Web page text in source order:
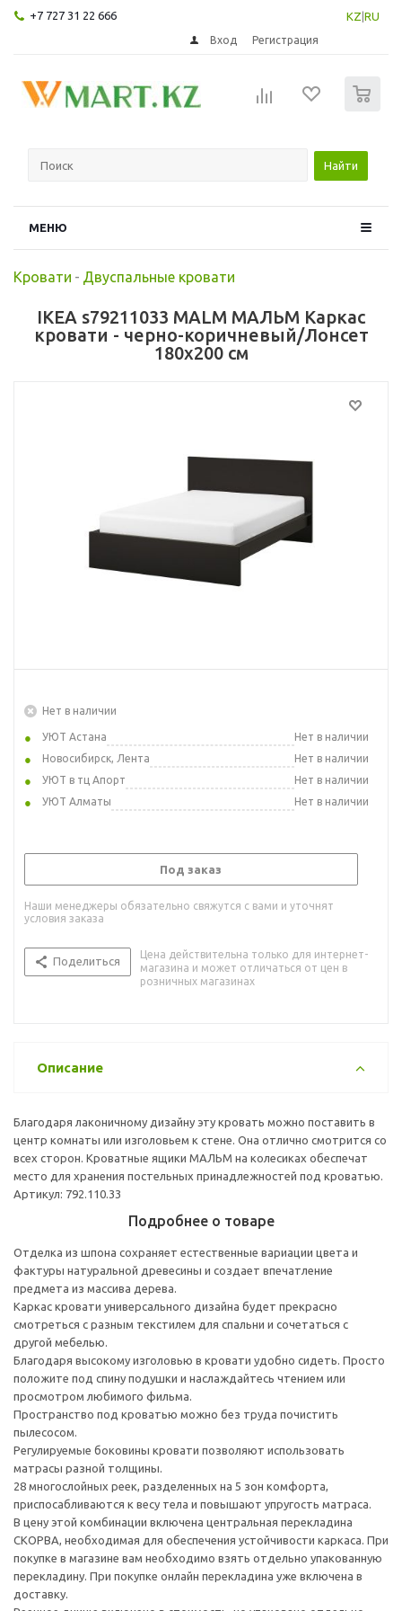
+7 727 31 22 666 KZ RU
Вход Регистрация
Найти
МЕНЮ
Кровати - Двуспальные кровати
IKEA s79211033 MALM МАЛЬМ Каркас
кровати - черно-коричневый/Лонсет
180x200 см
Нет в наличии
УЮТ Астана
Нет в наличии
Новосибирск, Лента
Нет в наличии
УЮТ в тц Апорт
Нет в наличии
УЮТ Алматы
Нет в наличии
Под заказ
Наши менеджеры обязательно свяжутся с вами и уточнят
условия заказа
Поделиться
Цена действительна только для интернет-
магазина и может отличаться от цен в
розничных магазинах
Описание
Благодаря лаконичному дизайну эту кровать можно поставить в
центр комнаты или изголовьем к стене. Она отлично смотрится со
всех сторон. Кроватные ящики МАЛЬМ на колесиках обеспечат
место для хранения постельных принадлежностей под кроватью.
Артикул: 792.110.33
Подробнее о товаре
Отделка из шпона сохраняет естественные вариации цвета и
фактуры натуральной древесины и создает впечатление
предмета из массива дерева.
Каркас кровати универсального дизайна будет прекрасно
смотреться с разным текстилем для спальни и сочетаться с
другой мебелью.
Благодаря высокому изголовью в кровати удобно сидеть. Просто
положите под спину подушки и наслаждайтесь чтением или
просмотром любимого фильма.
Пространство под кроватью можно без труда почистить
пылесосом.
Регулируемые боковины кровати позволяют использовать
матрасы разной толщины.
28 многослойных реек, разделенных на 5 зон комфорта,
приспосабливаются к весу тела и повышают упругость матраса.
В цену этой комбинации включена центральная перекладина
СКОРВА, необходимая для обеспечения устойчивости каркаса. При
покупке в магазине вам необходимо взять отдельно упакованную
перекладину. При покупке онлайн перекладина уже включена в
доставку.